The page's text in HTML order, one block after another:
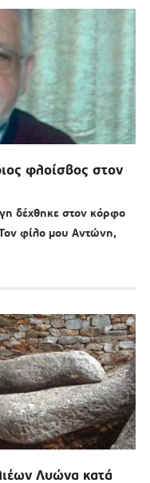
φλοίσβος στον
δέχθηκε στον κόρφο
φίλο μου Αντώνη,
Λυώνα κατά